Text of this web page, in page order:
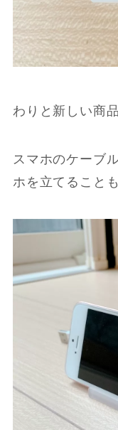
わりと新しい商品
スマホのケーブ
ホを立てること